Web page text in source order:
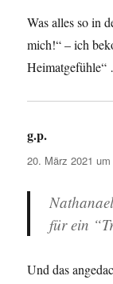
Was alles so in
mich!“ – ich
g.p.
20. März 2021
für ein
Und das